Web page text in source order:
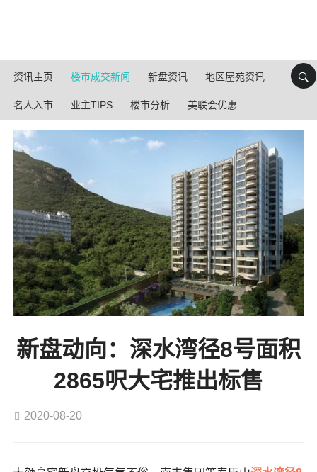
资讯主页 楼市成交新闻 新盘资讯 地区屋苑资讯
名人入市 业主TIPS 楼市分析 美联会优惠
新盘动向：深水湾径8号面积
2865呎大宅推出标售
2020-08-20